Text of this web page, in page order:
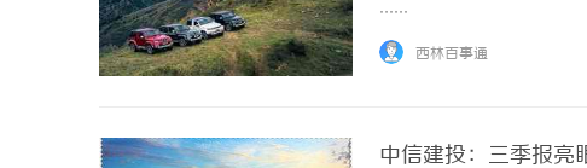
……
西林百事通
中信建投：三季报亮